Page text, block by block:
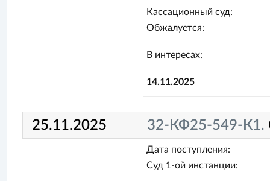
Кассационный суд:
Обжалуется:
В интересах:
14.11.2025
25.11.2025 32-КФ25-549-К1.
Дата поступления:
Суд 1-ой инстанции: